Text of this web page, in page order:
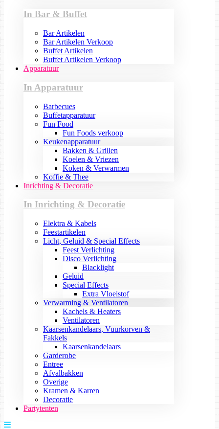
In Bar & Buffet
Bar Artikelen
Bar Artikelen Verkoop
Buffet Artikelen
Buffet Artikelen Verkoop
Apparatuur
In Apparatuur
Barbecues
Buffetapparatuur
Fun Food
Fun Foods verkoop
Keukenapparatuur
Bakken & Grillen
Koelen & Vriezen
Koken & Verwarmen
Koffie & Thee
Inrichting & Decoratie
In Inrichting & Decoratie
Elektra & Kabels
Feestartikelen
Licht, Geluid & Special Effects
Feest Verlichting
Disco Verlichting
Blacklight
Geluid
Special Effects
Extra Vloeistof
Verwarming & Ventilatoren
Kachels & Heaters
Ventilatoren
Kaarsenkandelaars, Vuurkorven &
Fakkels
Kaarsenkandelaars
Garderobe
Entree
Afvalbakken
Overige
Kramen & Karren
Decoratie
Partytenten